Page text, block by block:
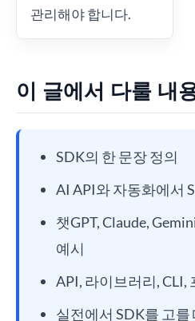
관리해야 합니다.
이 글에서 다룰 내
SDK의 한 문장 정의
AI API와 자동화에서
챗GPT, Claude,
예시
API, 라이브러리, CLI,
실전에서 SDK를 고를